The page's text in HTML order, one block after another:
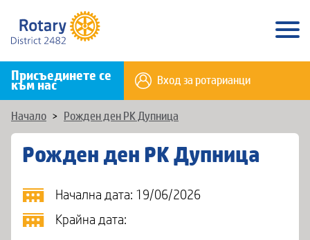
Присъединете се
към нас Вход за ротарианци
Начало > Рожден ден РК Дупница
Рожден ден РК Дупница
Начална дата: 19/06/2026
Крайна дата: